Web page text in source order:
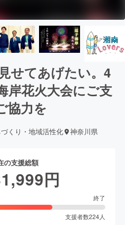
せてあげたい。4
岸花火大会にご支
協力を
くり・地域活性化 神奈川県
の支援総額
円
終了
支援者数224人